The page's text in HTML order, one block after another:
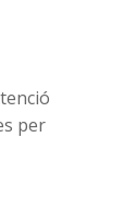
per